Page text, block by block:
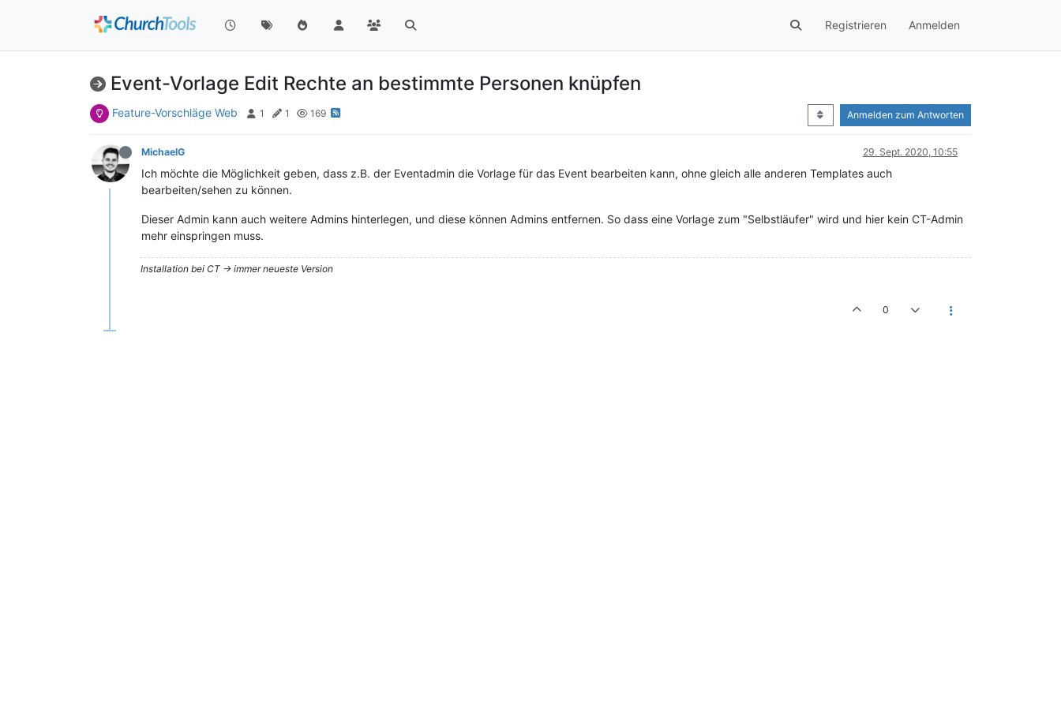
Registrieren Anmelden
Event-Vorlage Edit Rechte an bestimmte Personen knüpfen
Feature-Vorschläge Web 1 1 169 Anmelden zum Antworten
MichaelG 29. Sept. 2020, 10:55
Ich möchte die Möglichkeit geben, dass z.B. der Eventadmin die Vorlage für das Event bearbeiten kann, ohne gleich alle anderen Templates auch
bearbeiten/sehen zu können.
Dieser Admin kann auch weitere Admins hinterlegen, und diese können Admins entfernen. So dass eine Vorlage zum "Selbstläufer" wird und hier kein CT-Admin
mehr einspringen muss.
Installation bei CT -> immer neueste Version
0